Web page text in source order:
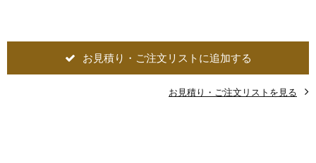
お見積り・ご注文リストに追加する
お見積り・ご注文リストを見る